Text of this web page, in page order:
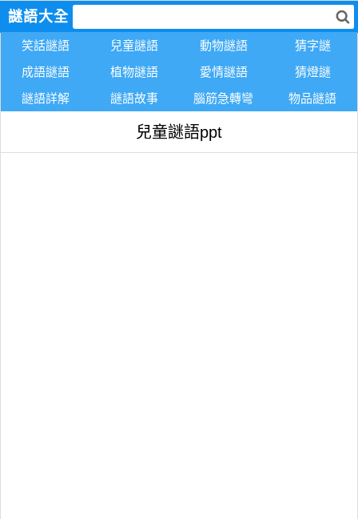
謎語大全
笑話謎語 兒童謎語 動物謎語
猜字謎
成語謎語
植物謎語 愛情謎語
猜燈謎
謎語詳解
謎語故事 腦筋急轉彎 物品謎語
兒童謎語ppt